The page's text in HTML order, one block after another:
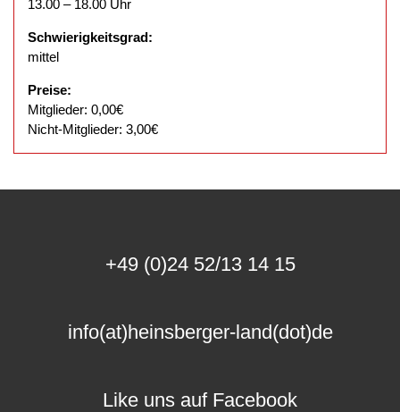
13.00 – 18.00 Uhr
Schwierigkeitsgrad:
mittel
Preise:
Mitglieder: 0,00€
Nicht-Mitglieder: 3,00€
+49 (0)24 52/13 14 15
info(at)heinsberger-land(dot)de
Like uns auf Facebook